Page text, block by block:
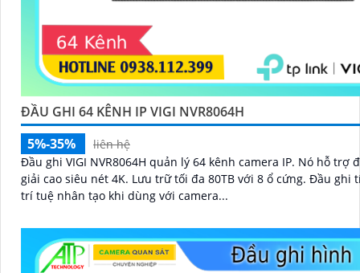
ĐẦU GHI 64 KÊNH IP VIGI NVR8064H
5%-35%
liên hệ
Đầu ghi VIGI NVR8064H quản lý 64 kênh camera IP. Nó hỗ trợ độ phân
giải cao siêu nét 4K. Lưu trữ tối đa 80TB với 8 ổ cứng. Đầu ghi tích hợp
trí tuệ nhân tạo khi dùng với camera...